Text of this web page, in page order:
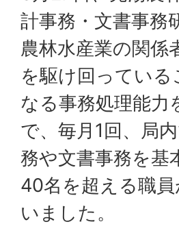
計事務・文書事務
農林水産業の関係
を駆け回ってい
なる事務処理能
で、毎月1回、局
務や文書事務を基
40名を超える職
いました。